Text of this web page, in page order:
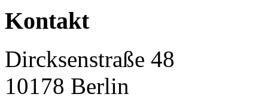
Kontakt
Dircksenstraße 48
10178 Berlin